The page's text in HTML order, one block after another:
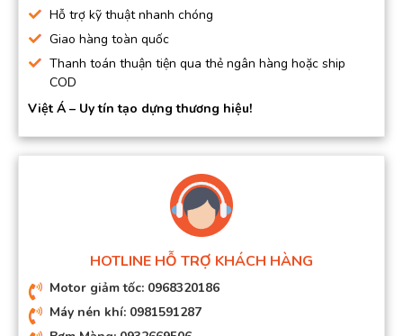
Hỗ trợ kỹ thuật nhanh chóng
Giao hàng toàn quốc
Thanh toán thuận tiện qua thẻ ngân hàng hoặc ship
COD
Việt Á – Uy tín tạo dựng thương hiệu!
HOTLINE HỖ TRỢ KHÁCH HÀNG
Motor giảm tốc: 0968320186
Máy nén khí: 0981591287